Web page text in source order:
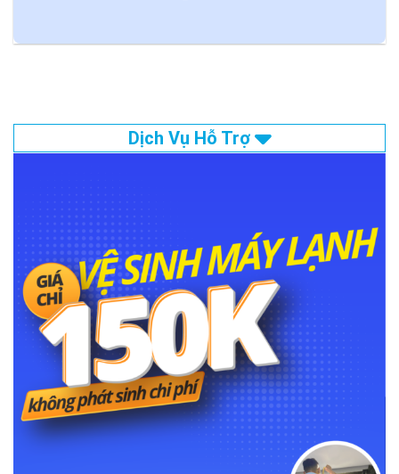
Dịch Vụ Hỗ Trợ